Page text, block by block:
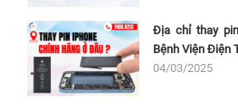
Địa chỉ thay
Bệnh Viện Điện
04/03/2025